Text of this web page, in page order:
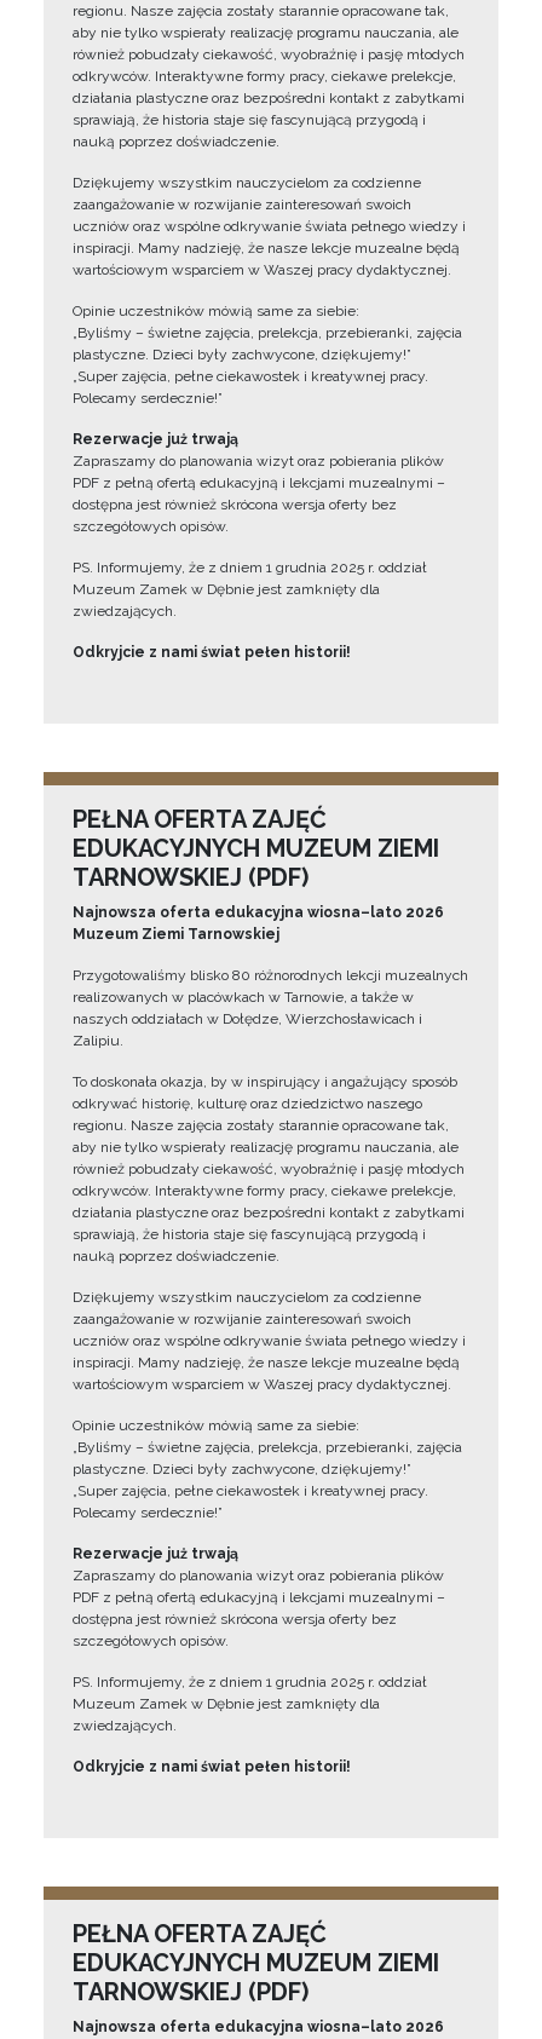
regionu. Nasze zajęcia zostały starannie opracowane tak,
aby nie tylko wspierały realizację programu nauczania, ale
również pobudzały ciekawość, wyobraźnię i pasję młodych
odkrywców. Interaktywne formy pracy, ciekawe prelekcje,
działania plastyczne oraz bezpośredni kontakt z zabytkami
sprawiają, że historia staje się fascynującą przygodą i
nauką poprzez doświadczenie.
Dziękujemy wszystkim nauczycielom za codzienne
zaangażowanie w rozwijanie zainteresowań swoich
uczniów oraz wspólne odkrywanie świata pełnego wiedzy i
inspiracji. Mamy nadzieję, że nasze lekcje muzealne będą
wartościowym wsparciem w Waszej pracy dydaktycznej.
Opinie uczestników mówią same za siebie:
„Byliśmy – świetne zajęcia, prelekcja, przebieranki, zajęcia
plastyczne. Dzieci były zachwycone, dziękujemy!”
„Super zajęcia, pełne ciekawostek i kreatywnej pracy.
Polecamy serdecznie!”
Rezerwacje już trwają
Zapraszamy do planowania wizyt oraz pobierania plików
PDF z pełną ofertą edukacyjną i lekcjami muzealnymi –
dostępna jest również skrócona wersja oferty bez
szczegółowych opisów.
PS. Informujemy, że z dniem 1 grudnia 2025 r. oddział
Muzeum Zamek w Dębnie jest zamknięty dla
zwiedzających.
Odkryjcie z nami świat pełen historii!
PEŁNA OFERTA ZAJĘĆ
EDUKACYJNYCH MUZEUM ZIEMI
TARNOWSKIEJ (PDF)
Najnowsza oferta edukacyjna wiosna–lato 2026
Muzeum Ziemi Tarnowskiej
Przygotowaliśmy blisko 80 różnorodnych lekcji muzealnych
realizowanych w placówkach w Tarnowie, a także w
naszych oddziałach w Dołędze, Wierzchosławicach i
Zalipiu.
To doskonała okazja, by w inspirujący i angażujący sposób
odkrywać historię, kulturę oraz dziedzictwo naszego
regionu. Nasze zajęcia zostały starannie opracowane tak,
aby nie tylko wspierały realizację programu nauczania, ale
również pobudzały ciekawość, wyobraźnię i pasję młodych
odkrywców. Interaktywne formy pracy, ciekawe prelekcje,
działania plastyczne oraz bezpośredni kontakt z zabytkami
sprawiają, że historia staje się fascynującą przygodą i
nauką poprzez doświadczenie.
Dziękujemy wszystkim nauczycielom za codzienne
zaangażowanie w rozwijanie zainteresowań swoich
uczniów oraz wspólne odkrywanie świata pełnego wiedzy i
inspiracji. Mamy nadzieję, że nasze lekcje muzealne będą
wartościowym wsparciem w Waszej pracy dydaktycznej.
Opinie uczestników mówią same za siebie:
„Byliśmy – świetne zajęcia, prelekcja, przebieranki, zajęcia
plastyczne. Dzieci były zachwycone, dziękujemy!”
„Super zajęcia, pełne ciekawostek i kreatywnej pracy.
Polecamy serdecznie!”
Rezerwacje już trwają
Zapraszamy do planowania wizyt oraz pobierania plików
PDF z pełną ofertą edukacyjną i lekcjami muzealnymi –
dostępna jest również skrócona wersja oferty bez
szczegółowych opisów.
PS. Informujemy, że z dniem 1 grudnia 2025 r. oddział
Muzeum Zamek w Dębnie jest zamknięty dla
zwiedzających.
Odkryjcie z nami świat pełen historii!
PEŁNA OFERTA ZAJĘĆ
EDUKACYJNYCH MUZEUM ZIEMI
TARNOWSKIEJ (PDF)
Najnowsza oferta edukacyjna wiosna–lato 2026